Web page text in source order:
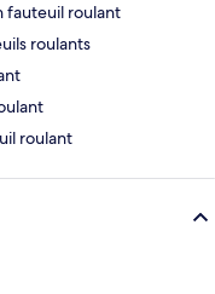
fauteuil roulant
roulants
roulant